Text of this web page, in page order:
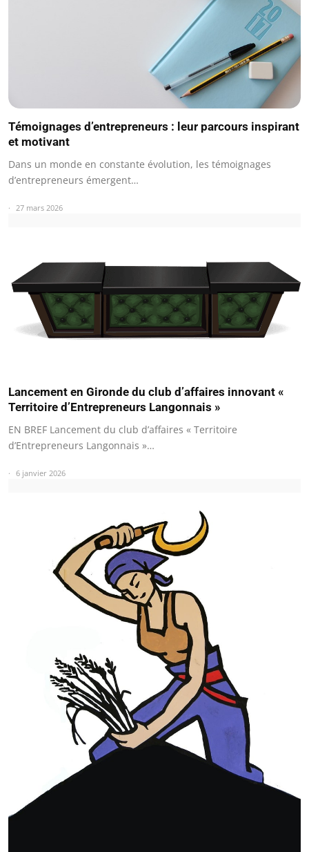
Témoignages d’entrepreneurs : leur parcours inspirant
et motivant
Dans un monde en constante évolution, les témoignages
d’entrepreneurs émergent…
27 mars 2026
Lancement en Gironde du club d’affaires innovant «
Territoire d’Entrepreneurs Langonnais »
EN BREF Lancement du club d’affaires « Territoire
d’Entrepreneurs Langonnais »…
6 janvier 2026